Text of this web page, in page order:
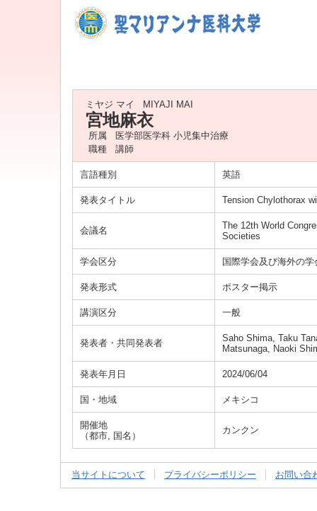
ミヤジ マイ MIYAJI MAI
宮地麻衣
所属
医学部医学科 小児集中治療
職種
講師
言語種別 英語
発表タイトル Tension Chylothorax
会議名
The 12th World
Societies
学会区分 国際学会及び海外の学
発表形式 ポスター掲示
講演区分 一般
発表者・共同発表者
Saho Shima, Taku
Matsunaga, Naoki
発表年月日 2024/06/04
国・地域 メキシコ
開催地
（都市, 国名）
カンクン
当サイトについて プライバシーポリシー お問い合